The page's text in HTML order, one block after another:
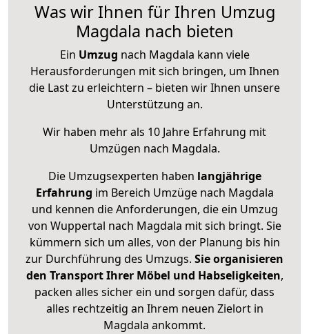
Was wir Ihnen für Ihren Umzug
Magdala nach bieten
Ein Umzug nach Magdala kann viele
Herausforderungen mit sich bringen, um Ihnen
die Last zu erleichtern – bieten wir Ihnen unsere
Unterstützung an.
Wir haben mehr als 10 Jahre Erfahrung mit
Umzügen nach Magdala.
Die Umzugsexperten haben langjährige
Erfahrung im Bereich Umzüge nach Magdala
und kennen die Anforderungen, die ein Umzug
von Wuppertal nach Magdala mit sich bringt. Sie
kümmern sich um alles, von der Planung bis hin
zur Durchführung des Umzugs. Sie organisieren
den Transport Ihrer Möbel und Habseligkeiten,
packen alles sicher ein und sorgen dafür, dass
alles rechtzeitig an Ihrem neuen Zielort in
Magdala ankommt.